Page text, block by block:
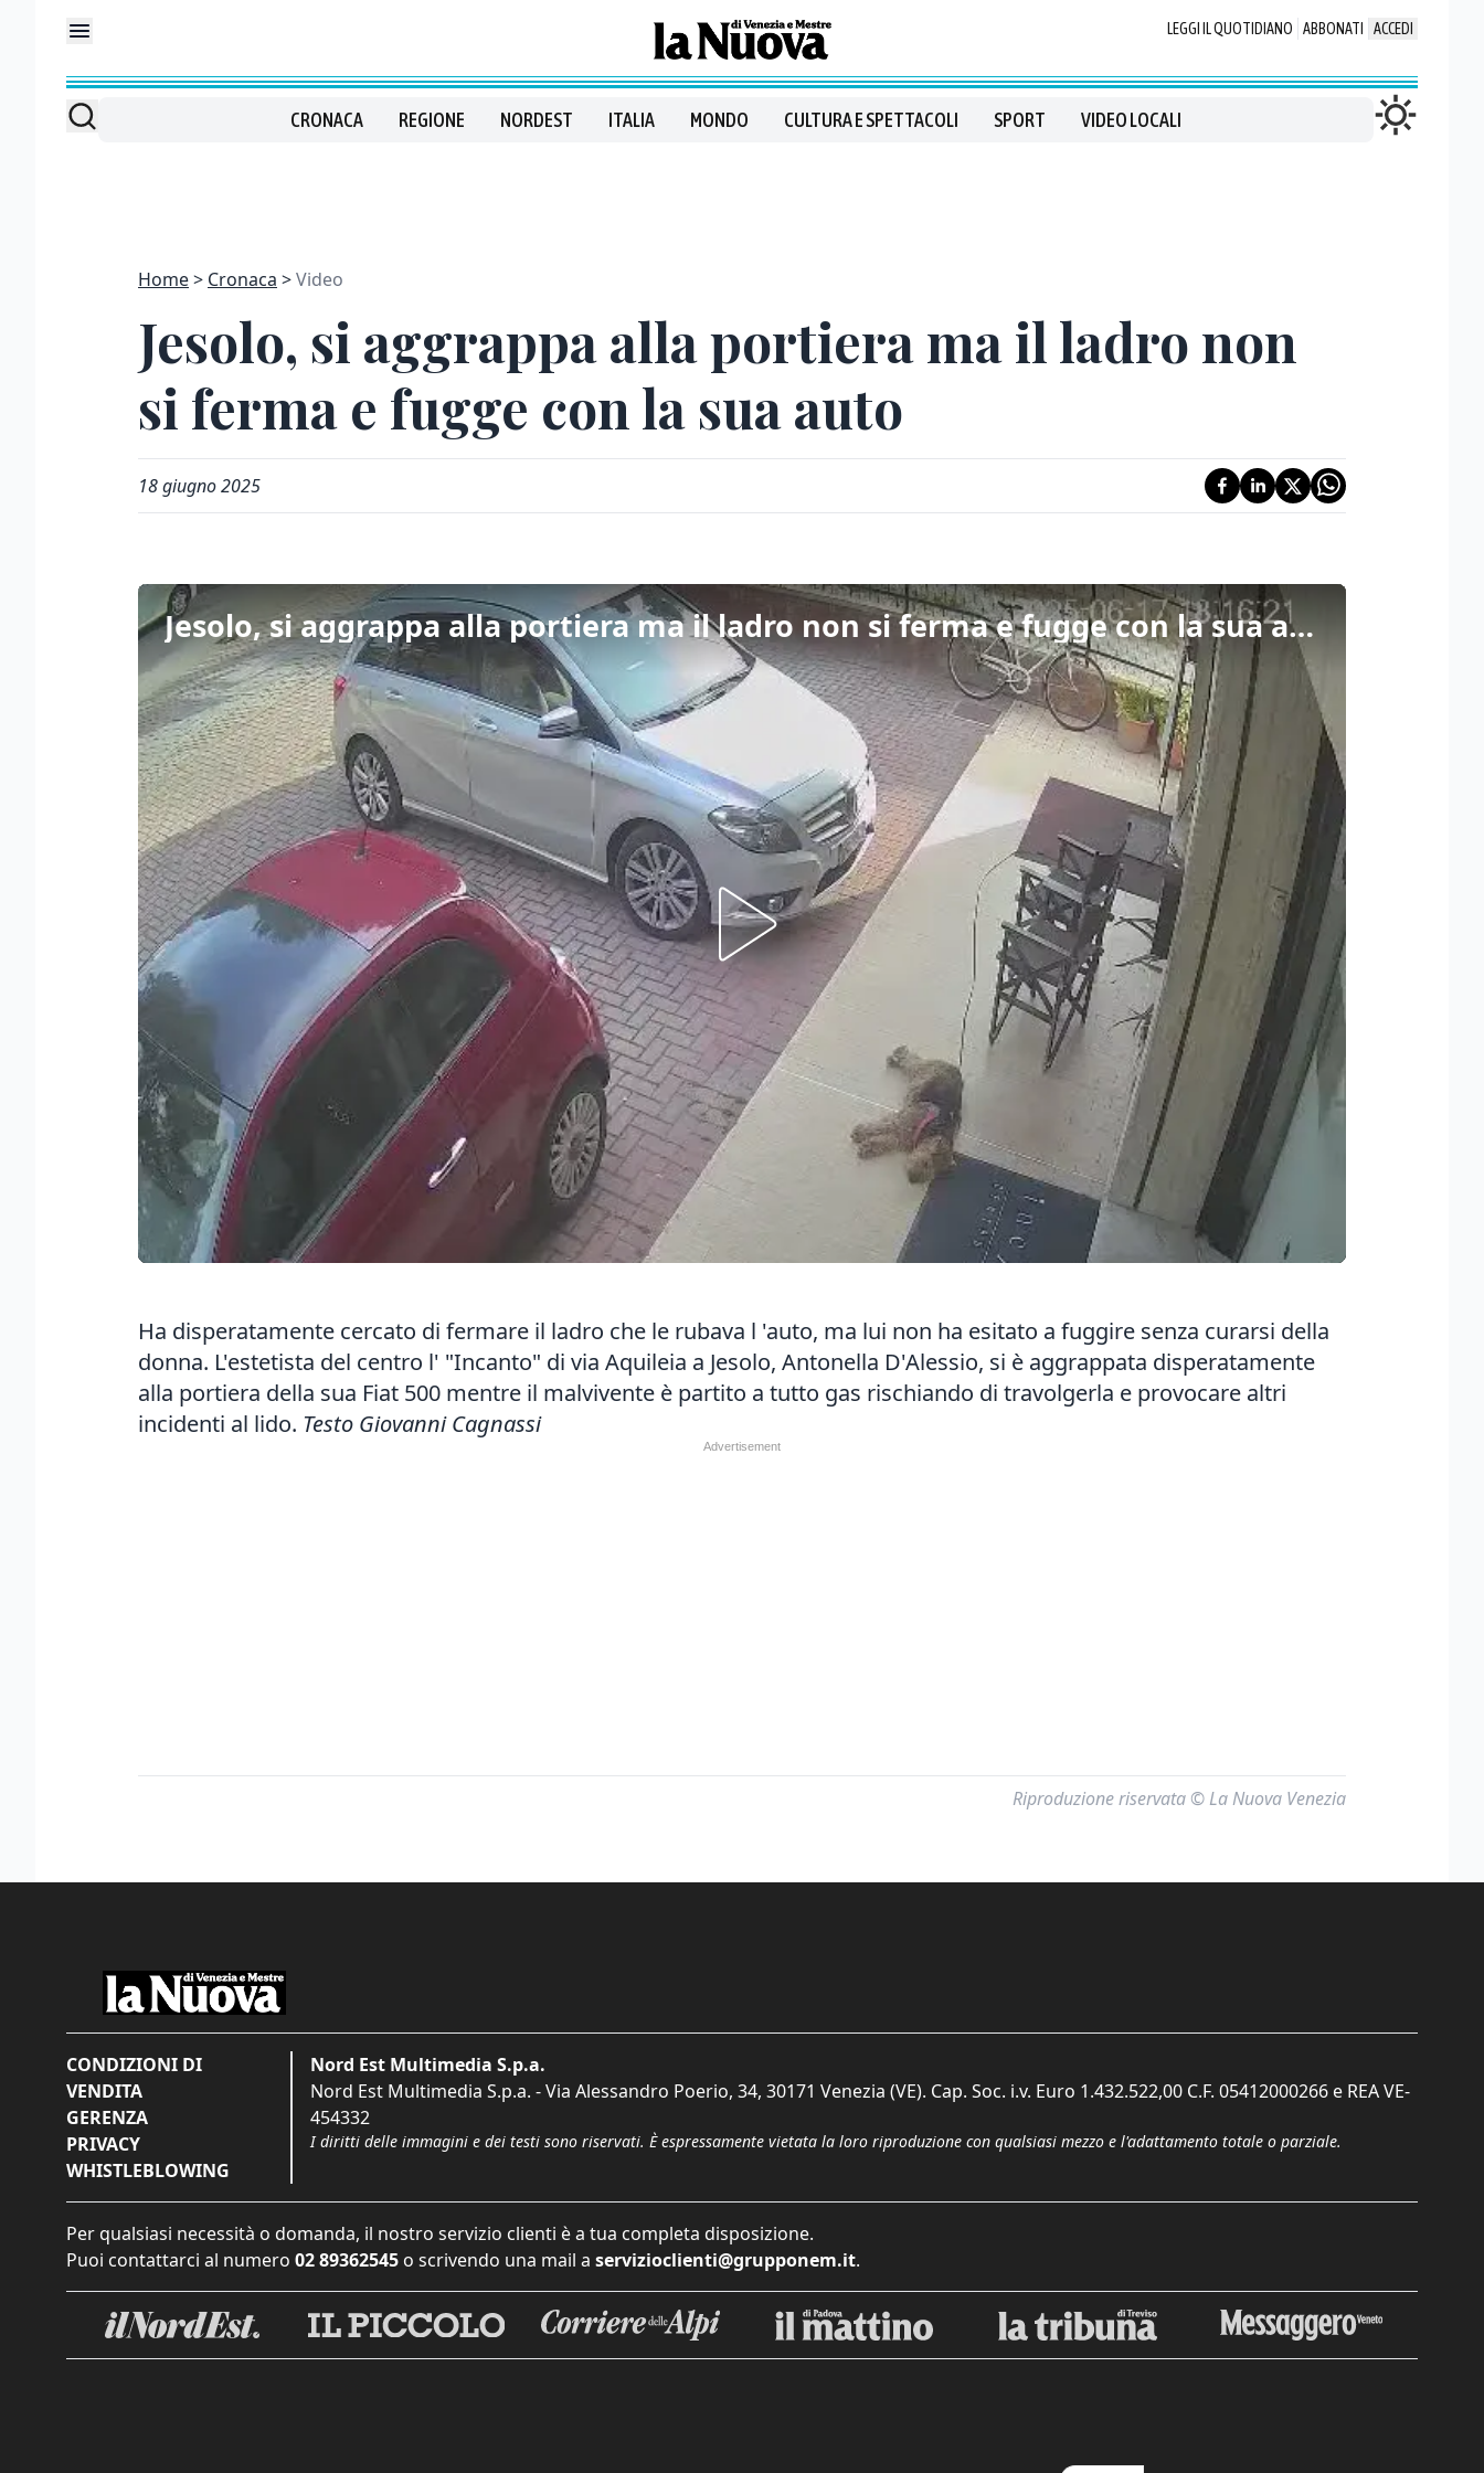
LEGGI IL QUOTIDIANO ABBONATI ACCEDI
CRONACA REGIONE NORDEST ITALIA MONDO CULTURA E SPETTACOLI SPORT VIDEO LOCALI
Home Cronaca Video
Jesolo, si aggrappa alla portiera ma il ladro non
si ferma e fugge con la sua auto
18 giugno 2025
Jesolo, si aggrappa alla portiera ma il ladro non si ferma e fugge con la sua auto
Ha disperatamente cercato di fermare il ladro che le rubava l 'auto, ma lui non ha esitato a fuggire senza curarsi della
donna. L'estetista del centro l' "Incanto" di via Aquileia a Jesolo, Antonella D'Alessio, si è aggrappata disperatamente
alla portiera della sua Fiat 500 mentre il malvivente è partito a tutto gas rischiando di travolgerla e provocare altri
incidenti al lido. Testo Giovanni Cagnassi
Riproduzione riservata © La Nuova Venezia
CONDIZIONI DI
VENDITA
GERENZA
PRIVACY
WHISTLEBLOWING
Nord Est Multimedia S.p.a.
Nord Est Multimedia S.p.a. - Via Alessandro Poerio, 34, 30171 Venezia (VE). Cap. Soc. i.v. Euro 1.432.522,00 C.F. 05412000266 e REA VE-
454332
I diritti delle immagini e dei testi sono riservati. È espressamente vietata la loro riproduzione con qualsiasi mezzo e l'adattamento totale o parziale.
Per qualsiasi necessità o domanda, il nostro servizio clienti è a tua completa disposizione.
Puoi contattarci al numero 02 89362545 o scrivendo una mail a servizioclienti@grupponem.it.